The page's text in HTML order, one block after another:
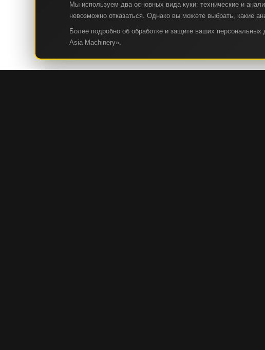
Мы используем два основных вида куки: технические и
невозможно отказаться. Однако вы можете выбрать, какие
Более подробно об обработке и защите ваших
Asia Machinery».